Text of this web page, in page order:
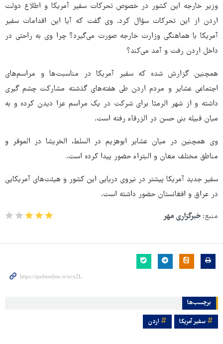
وزیر خارجه این کشور در خصوص تحرکات سفیر آمریکا و اطلاع دولت
اردن از این تحرکات سؤال کرد. وی گفت که آیا این اقدامات سفیر
آمریکا با هماهنگی وزارت خارجه صورت می‌گیرد؟ چرا وی به راحتی در
داخل اردن رفت و آمد می‌کند؟
همچنین گزارش شده که سفیر آمریکا در مناسبت‌ها و مراسم‌های
اجتماعی عشایر و مردم اردن طی هفته‌های گذشته مشارکت چشم گیری
داشته و از شهر الرمثا برای شرکت در یک مراسم عزا دیدن کرده و به
میان قبیله بنی حسن در الزرقاء رفته است.
وی همچنین در میان عشایر ابوهزیم در السلط، الخریشا در الموقر و
مناطق مختلف معان و البتراء حضور پیدا کرده است.
سفیر جدید آمریکا پیشتر در نیروی دریایی این کشور و هیئت‌های آمریکایی
در عراق و افغانستان حضور داشته است.
منبع: خبرگزاری مهر
برچسب‌ها
سفیر آمریکا اردن